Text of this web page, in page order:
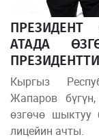
АТАДА
Кыргыз
Жапаров
өзгөчө шыктуу
лицейин ачты.